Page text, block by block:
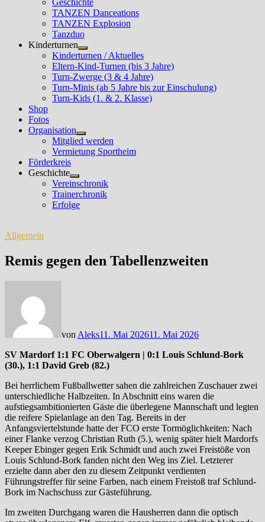
Geschichte
TANZEN Danceations
TANZEN Explosion
Tanzduo
Kinderturnen
Untermenü
anzeigen
Kinderturnen / Aktuelles
Eltern-Kind-Turnen (bis 3 Jahre)
Turn-Zwerge (3 & 4 Jahre)
Turn-Minis (ab 5 Jahre bis zur Einschulung)
Turn-Kids (1. & 2. Klasse)
Shop
Fotos
Organisation
Untermenü
anzeigen
Mitglied werden
Vermietung Sportheim
Förderkreis
Geschichte
Untermenü
anzeigen
Vereinschronik
Trainerchronik
Erfolge
Allgemein
Remis gegen den Tabellenzweiten
von Aleks11. Mai 202611. Mai 2026
SV Mardorf 1:1 FC Oberwalgern | 0:1 Louis Schlund-Bork
(30.), 1:1 David Greb (82.)
Bei herrlichem Fußballwetter sahen die zahlreichen Zuschauer zwei
unterschiedliche Halbzeiten. In Abschnitt eins waren die
aufstiegsambitionierten Gäste die überlegene Mannschaft und legten
die reifere Spielanlage an den Tag. Bereits in der
Anfangsviertelstunde hatte der FCO erste Tormöglichkeiten: Nach
einer Flanke verzog Christian Ruth (5.), wenig später hielt Mardorfs
Keeper Ebinger gegen Erik Schmidt und auch zwei Freistöße von
Louis Schlund-Bork fanden nicht den Weg ins Ziel. Letzterer
erzielte dann aber den zu diesem Zeitpunkt verdienten
Führungstreffer für seine Farben, nach einem Freistoß traf Schlund-
Bork im Nachschuss zur Gästeführung.
Im zweiten Durchgang waren die Hausherren dann die optisch